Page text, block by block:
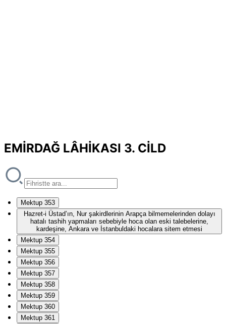
EMİRDAĞ LÂHİKASI 3. CİLD
Mektup 353
Hazret-i Üstad’ın, Nur şakirdlerinin Arapça bilmemelerinden dolayı
hatalı tashih yapmaları sebebiyle hoca olan eski talebelerine,
kardeşine, Ankara ve İstanbuldaki hocalara sitem etmesi
Mektup 354
Mektup 355
Mektup 356
Mektup 357
Mektup 358
Mektup 359
Mektup 360
Mektup 361